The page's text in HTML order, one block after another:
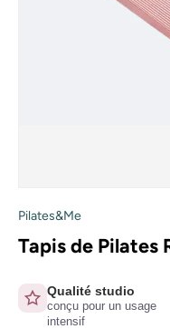
Pilates&Me
Tapis de Pilates
Qualité studio
conçu pour un usage
intensif